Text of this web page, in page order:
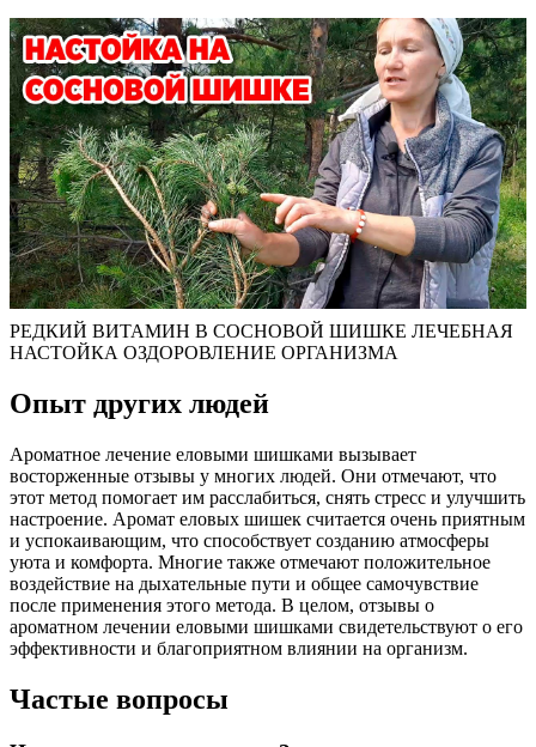
РЕДКИЙ ВИТАМИН В СОСНОВОЙ ШИШКЕ ЛЕЧЕБНАЯ
НАСТОЙКА ОЗДОРОВЛЕНИЕ ОРГАНИЗМА
Опыт других людей
Ароматное лечение еловыми шишками вызывает
восторженные отзывы у многих людей. Они отмечают, что
этот метод помогает им расслабиться, снять стресс и улучшить
настроение. Аромат еловых шишек считается очень приятным
и успокаивающим, что способствует созданию атмосферы
уюта и комфорта. Многие также отмечают положительное
воздействие на дыхательные пути и общее самочувствие
после применения этого метода. В целом, отзывы о
ароматном лечении еловыми шишками свидетельствуют о его
эффективности и благоприятном влиянии на организм.
Частые вопросы